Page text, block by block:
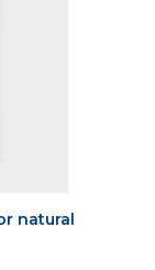
natural